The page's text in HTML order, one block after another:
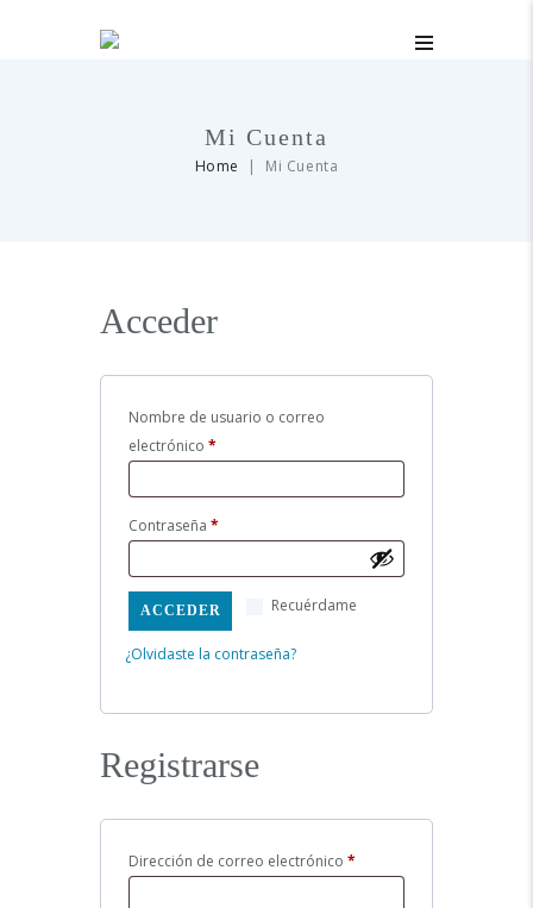
Mi Cuenta
Home Mi Cuenta
Acceder
Nombre de usuario o correo
electrónico *
Contraseña *
Recuérdame
ACCEDER
¿Olvidaste la contraseña?
Registrarse
Dirección de correo electrónico *